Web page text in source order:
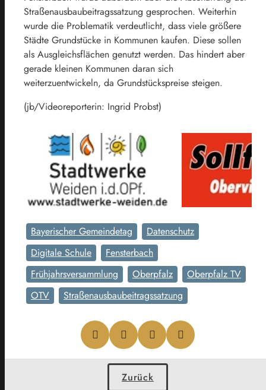
Straßenausbaubeitragssatzung gesprochen. Weiterhin
wurde die Problematik verdeutlicht, dass viele größere
Städte Grundstücke in Kommunen kaufen. Diese sollen
als Ausgleichsflächen genutzt werden. Das hindert aber
gerade kleinen Kommunen daran sich
weiterzuentwickeln, da Grundstückspreise steigen.
(jb/Videoreporterin: Ingrid Probst)
Bayerischer Gemeindetag
Datenschutz
Digitale Schule
Fensterbach
Frühjahrsversammlung
Oberpfalz
Oberpfalz TV
OTV
Straßenausbaubeitragssatzung
Zurück